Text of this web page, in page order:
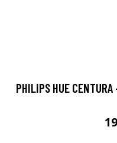
PHILIPS HUE